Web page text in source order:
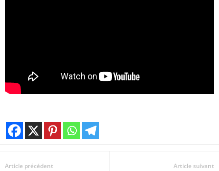
Article précédent Article suivant